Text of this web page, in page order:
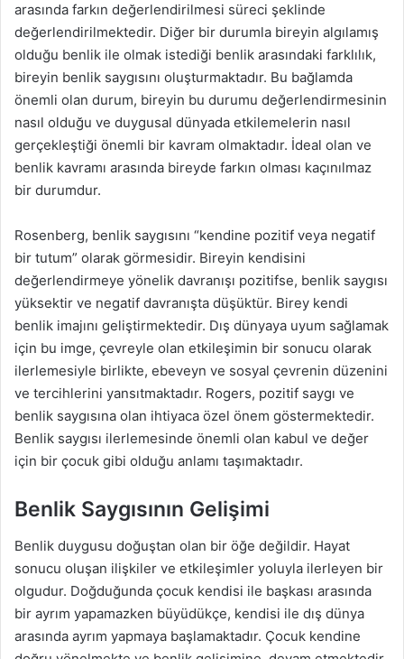
arasında farkın değerlendirilmesi süreci şeklinde
değerlendirilmektedir. Diğer bir durumla bireyin algılamış
olduğu benlik ile olmak istediği benlik arasındaki farklılık,
bireyin benlik saygısını oluşturmaktadır. Bu bağlamda
önemli olan durum, bireyin bu durumu değerlendirmesinin
nasıl olduğu ve duygusal dünyada etkilemelerin nasıl
gerçekleştiği önemli bir kavram olmaktadır. İdeal olan ve
benlik kavramı arasında bireyde farkın olması kaçınılmaz
bir durumdur.
Rosenberg, benlik saygısını “kendine pozitif veya negatif
bir tutum” olarak görmesidir. Bireyin kendisini
değerlendirmeye yönelik davranışı pozitifse, benlik saygısı
yüksektir ve negatif davranışta düşüktür. Birey kendi
benlik imajını geliştirmektedir. Dış dünyaya uyum sağlamak
için bu imge, çevreyle olan etkileşimin bir sonucu olarak
ilerlemesiyle birlikte, ebeveyn ve sosyal çevrenin düzenini
ve tercihlerini yansıtmaktadır. Rogers, pozitif saygı ve
benlik saygısına olan ihtiyaca özel önem göstermektedir.
Benlik saygısı ilerlemesinde önemli olan kabul ve değer
için bir çocuk gibi olduğu anlamı taşımaktadır.
Benlik Saygısının Gelişimi
Benlik duygusu doğuştan olan bir öğe değildir. Hayat
sonucu oluşan ilişkiler ve etkileşimler yoluyla ilerleyen bir
olgudur. Doğduğunda çocuk kendisi ile başkası arasında
bir ayrım yapamazken büyüdükçe, kendisi ile dış dünya
arasında ayrım yapmaya başlamaktadır. Çocuk kendine